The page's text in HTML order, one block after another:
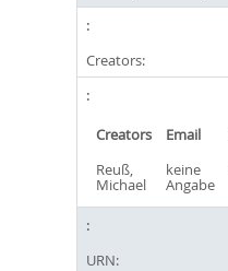
Creators:
Creators Email
Reuß,
Michael
keine
Angabe
URN: